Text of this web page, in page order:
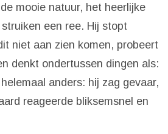
mooie natuur, het heerlijke
een ree. Hij stopt
niet aan zien komen, probeert
denkt ondertussen dingen als:
anders: hij zag gevaar,
reageerde bliksemsnel en